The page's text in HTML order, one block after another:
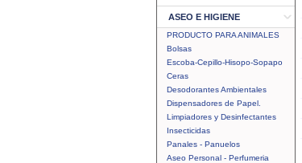
ASEO E HIGIENE
PRODUCTO PARA ANIMALES
Bolsas
Escoba-Cepillo-Hisopo-Sopapo
Ceras
Desodorantes Ambientales
Dispensadores de Papel.
Limpiadores y Desinfectantes
Insecticidas
Panales - Panuelos
Aseo Personal - Perfumeria